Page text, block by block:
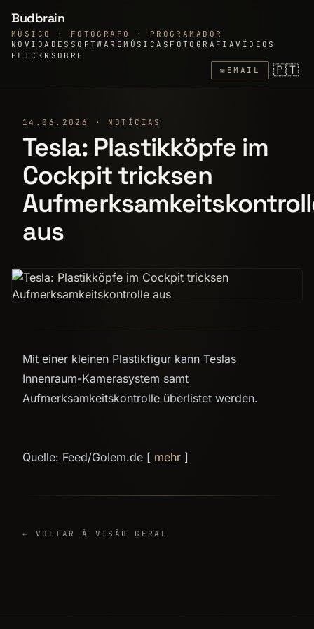
Budbrain
MÚSICO · FOTÓGRAFO · PROGRAMADOR
NOVIDADES SOFTWAREMÚSICAS FOTOGRAFIAVÍDEOS
FLICKR SOBRE
✉ EMAIL 🇵🇹
14.06.2026 · NOTÍCIAS
Tesla: Plastikköpfe im
Cockpit tricksen
aus
Mit einer kleinen Plastikfigur kann Teslas
Innenraum-Kamerasystem samt
Aufmerksamkeitskontrolle überlistet werden.
Quelle: Feed/Golem.de [ mehr ]
← VOLTAR À VISÃO GERAL